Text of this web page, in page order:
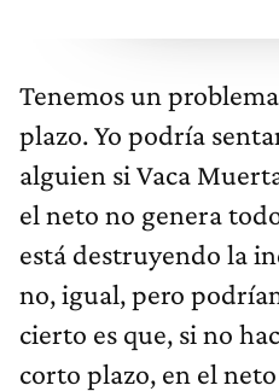
Tenemos un
plazo. Yo podría
alguien si Vaca
el neto no genera
está destruyendo la
no, igual, pero
cierto es que, si no
corto plazo, en el